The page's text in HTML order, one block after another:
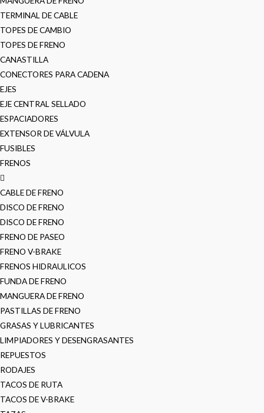
TERMINAL DE CABLE
TOPES DE CAMBIO
TOPES DE FRENO
CANASTILLA
CONECTORES PARA CADENA
EJES
EJE CENTRAL SELLADO
ESPACIADORES
EXTENSOR DE VÁLVULA
FUSIBLES
FRENOS
CABLE DE FRENO
DISCO DE FRENO
DISCO DE FRENO
FRENO DE PASEO
FRENO V-BRAKE
FRENOS HIDRAULICOS
FUNDA DE FRENO
MANGUERA DE FRENO
PASTILLAS DE FRENO
GRASAS Y LUBRICANTES
LIMPIADORES Y DESENGRASANTES
REPUESTOS
RODAJES
TACOS DE RUTA
TACOS DE V-BRAKE